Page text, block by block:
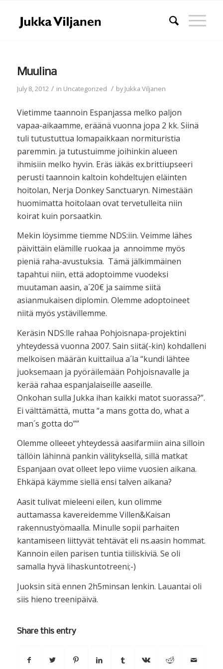
Muulina
July 8, 2012 / in Uncategorized / byJukka Viljanen
Vietimme taannoin Espanjassa melko paljon
vapaa-aikaamme, eräänä vuonna jopa 2 kk. Siinä
tuli tutustuttua lomapaikkaan normituristia
paremmin. ja tutustuimme joihinkin alueen
ihmisiin melko hyvin. Eräs iäkäs ex.brittiupseeri
perusti taannoin kaltoin kohdeltujen eläinten
hoitolan, Nerja Donkey Sanctuaryn. Nimestään
huomimatta hoitolaan ovat tervetulleita niin
koirat kuin porsaatkin.
Mekin löysimme tiemme NDS:iin. Veimme lähes
päivittäin elämille ruokaa ja annoimme myös
pieniä raha-avustuksia. Tämä jälkimmäinen
tapahtui niin, että adoptoimme vuodeksi
muutaman aasin, a´20€ ja saimme siitä
asianmukaisen diplomin. Olemme adoptoineet
niitä myös ystävillemme.
Keräsin NDS:lle rahaa Pohjoisnapa-projektini
yhteydessä vuonna 2007. Sain siitä(-kin) kohdalleni
melkoisen määrän kuittailua a´la “kundi lähtee
juoksemaan ja pyöräilemään Pohjoisnavalle ja
kerää rahaa espanjalaiseille aaseille.
Onkohan sulla Jukka ihan kaikki matot suorassa?”.
Ei välttämättä, mutta “a mans gotta do, what a
man´s gotta do””
Olemme olleeet yhteydessä aasifarmiin aina silloin
tällöin lähinnä pankin välityksellä, sillä matkat
Espanjaan ovat olleet lepo viime vuosien aikana.
Ehkäpä käymme siellä ensi talven aikana?
Aasit tulivat mieleeni eilen, kun olimme
auttamassa kavereidemme Villen&Kaisan
rakennustyömaalla. Minulle sopii parhaiten
kantamiseen liittyvät tehtävät eli ns.aasin hommat.
Kannoin eilen parisen tuntia tiiliskiviä. Se oli
samalla hyvä lihaskuntotreeni;-)
Juoksin sitä ennen 2h5minsan lenkin. Lauantai oli
siis hieno treenipäivä.
Share this entry